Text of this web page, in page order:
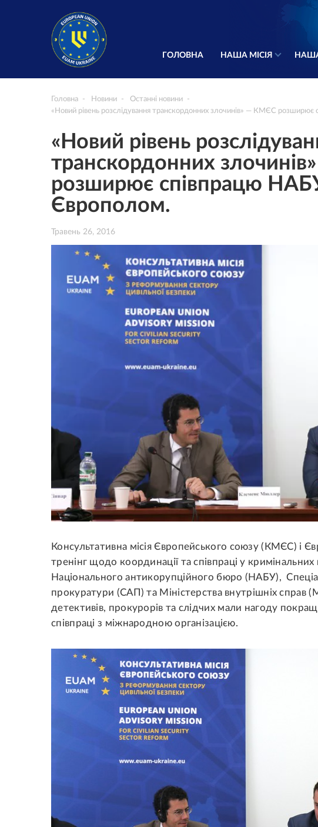
ГОЛОВНА НАША МІСІЯ
Головна Новини
Останні новини
«Новий рівень розслідування транскордонних злочинів» — КМЄС
«Новий рівень
транскордонних
розширює співпрацю
Європолом.
Травень 26, 2016
Консультативна місія Європейського союзу (КМЄС) і
тренінг щодо координації та співпраці у
Національного антикорупційного бюро (НАБУ),
прокуратури (САП) та Міністерства внутрішніх справ
детективів, прокурорів та слідчих мали нагоду
співпраці з міжнародною організацією.